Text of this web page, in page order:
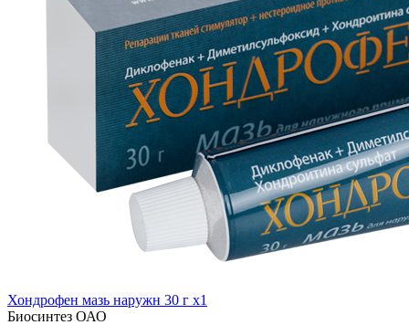
Хондрофен мазь наружн 30 г x1
Биосинтез ОАО